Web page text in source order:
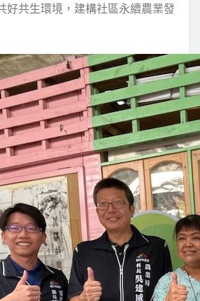
好共生環境，建構社區永續農業發